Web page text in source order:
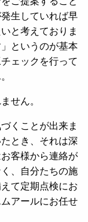
生していれば早
と考えておりま
というのが基本
ェックを行って
せん。
くことが出来ま
とき、それは深
客様から連絡が
、自分たちの施
て定期点検にお
アールにお任せ